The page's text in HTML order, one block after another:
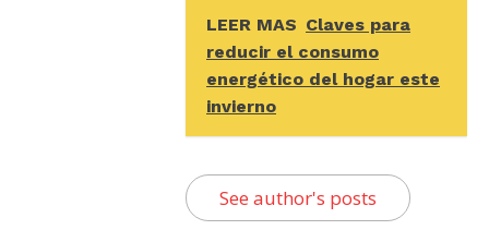
LEER MAS Claves para
reducir el consumo
energético del hogar este
invierno
See author's posts